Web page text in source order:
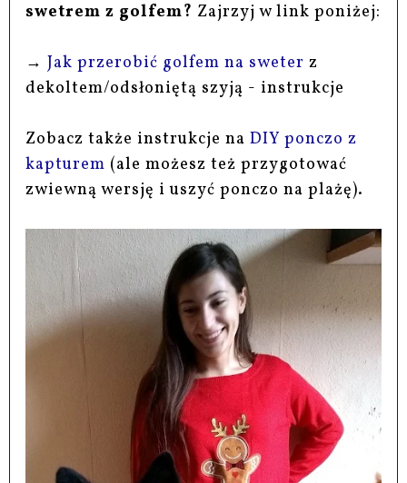
swetrem z golfem? Zajrzyj w link poniżej:
→Jak przerobić golfem na sweter z
dekoltem/odsłoniętą szyją - instrukcje
Zobacz także instrukcje na DIY ponczo z
kapturem (ale możesz też przygotować
zwiewną wersję i uszyć ponczo na plażę).